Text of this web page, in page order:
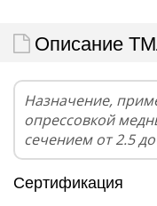
Описание
Назначение,
опрессовкой
сечением от 2.5
Сертификация